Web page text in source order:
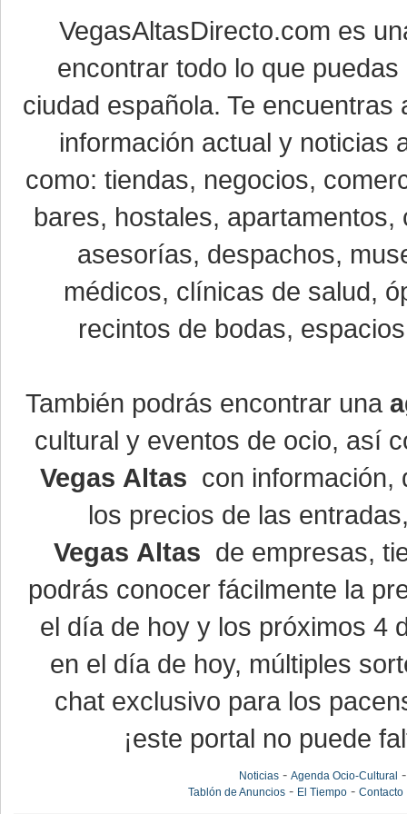
VegasAltasDirecto.com es
encontrar todo lo que
ciudad española. Te
información actual y noticias
como: tiendas, negocios,
bares, hostales,
asesorías, despachos,
médicos, clínicas de salud,
recintos de bodas,
También podrás encontrar una
cultural y eventos de ocio, así
Vegas Altas con información,
los precios de las
Vegas Altas de empresas,
podrás conocer fácilmente la
el día de hoy y los próximos 4
en el día de hoy, múltiples
chat exclusivo para los
¡este portal no puede
Noticias -Agenda Ocio-Cultural
Tablón de Anuncios - El Tiempo -Contacto